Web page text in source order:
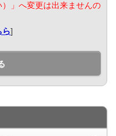
」へ変更は出来ませんの
ら]